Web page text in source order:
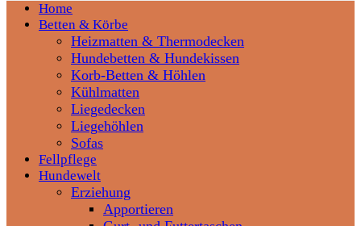
Home
Betten & Körbe
Heizmatten & Thermodecken
Hundebetten & Hundekissen
Korb-Betten & Höhlen
Kühlmatten
Liegedecken
Liegehöhlen
Sofas
Fellpflege
Hundewelt
Erziehung
Apportieren